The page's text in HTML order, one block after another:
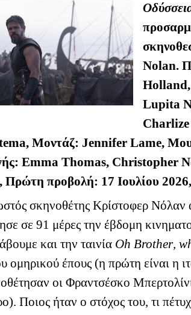
Nolan.
Lupita
Μοντάζ: Jennifer Lame,
: Emma Thomas, Christopher
, Πρώτη προβολή: 17 Ιουλίου
σκηνοθέτης Κρίστοφερ
σε 91 μέρες την έβδομη
και την ταινία Oh Brother,
ομηρικού έπους (η πρώτη είναι η
οι Φραντσέσκο
Ποιος ήταν ο στόχος του, τι